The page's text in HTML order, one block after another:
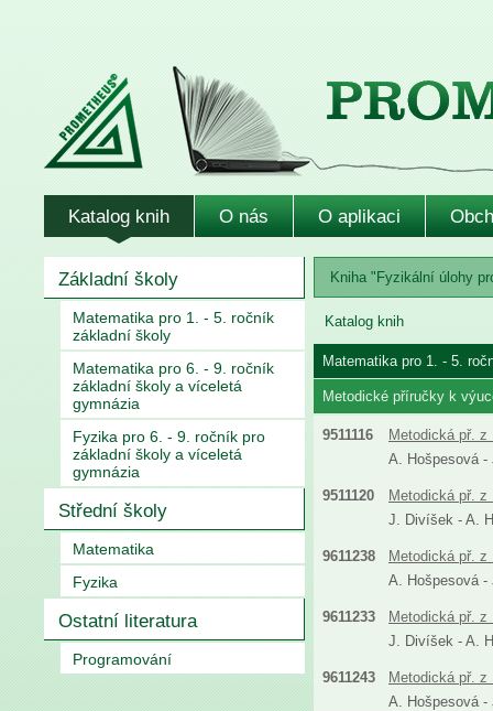
Katalog knih O nás O aplikaci
Základní školy
Matematika pro 1. - 5. ročník
základní školy
Matematika pro 6. - 9. ročník
základní školy a víceletá
gymnázia
Fyzika pro 6. - 9. ročník pro
základní školy a víceletá
gymnázia
Střední školy
Matematika
Fyzika
Ostatní literatura
Programování
Kniha "Fyzikální úlohy
Katalog knih
Matematika pro 1. - 5.
Metodické příručky k
9511116
Metodická př.
A. Hošpesová
9511120
Metodická př.
J. Divíšek - A.
9611238
Metodická př.
A. Hošpesová
9611233
Metodická př.
J. Divíšek - A.
9611243
Metodická př.
A. Hošpesová